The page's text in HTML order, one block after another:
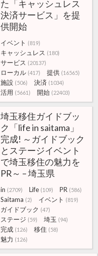
た「キャッシュレス
決済サービス」を提
供開始
イベント (819)
キャッシュレス (180)
サービス (20137)
ローカル (417) 提供 (16565)
施設 (506) 決済 (1034)
活用 (5661) 開始 (22403)
埼玉移住ガイドブッ
ク「life in saitama」
完成! ～ガイドブック
とステージイベント
で埼玉移住の魅力を
PR～ – 埼玉県
in (2709) Life (109) PR (586)
Saitama (2) イベント (819)
ガイドブック (47)
ステージ (59) 埼玉 (94)
完成 (126) 移住 (58)
魅力 (126)